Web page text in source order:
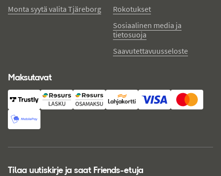
Monta syytä valita Tjäreborg
Rokotukset
Sosiaalinen media ja
tietosuoja
Saavutettavuusseloste
Maksutavat
Tilaa uutiskirje ja saat Friends-etuja